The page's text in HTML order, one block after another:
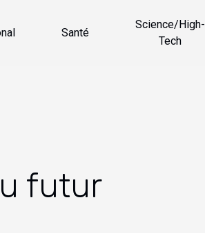
Santé
Science/High-
Tech
futur